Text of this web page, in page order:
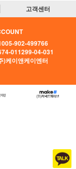
고객센터
902-499766
011299-04-031
)케이앤케이엔터